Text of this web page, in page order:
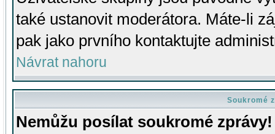
také ustanovit moderátora. Máte-li
pak jako prvního kontaktujte
Návrat nahoru
Soukromé
Nemůžu posílat soukromé zprávy!